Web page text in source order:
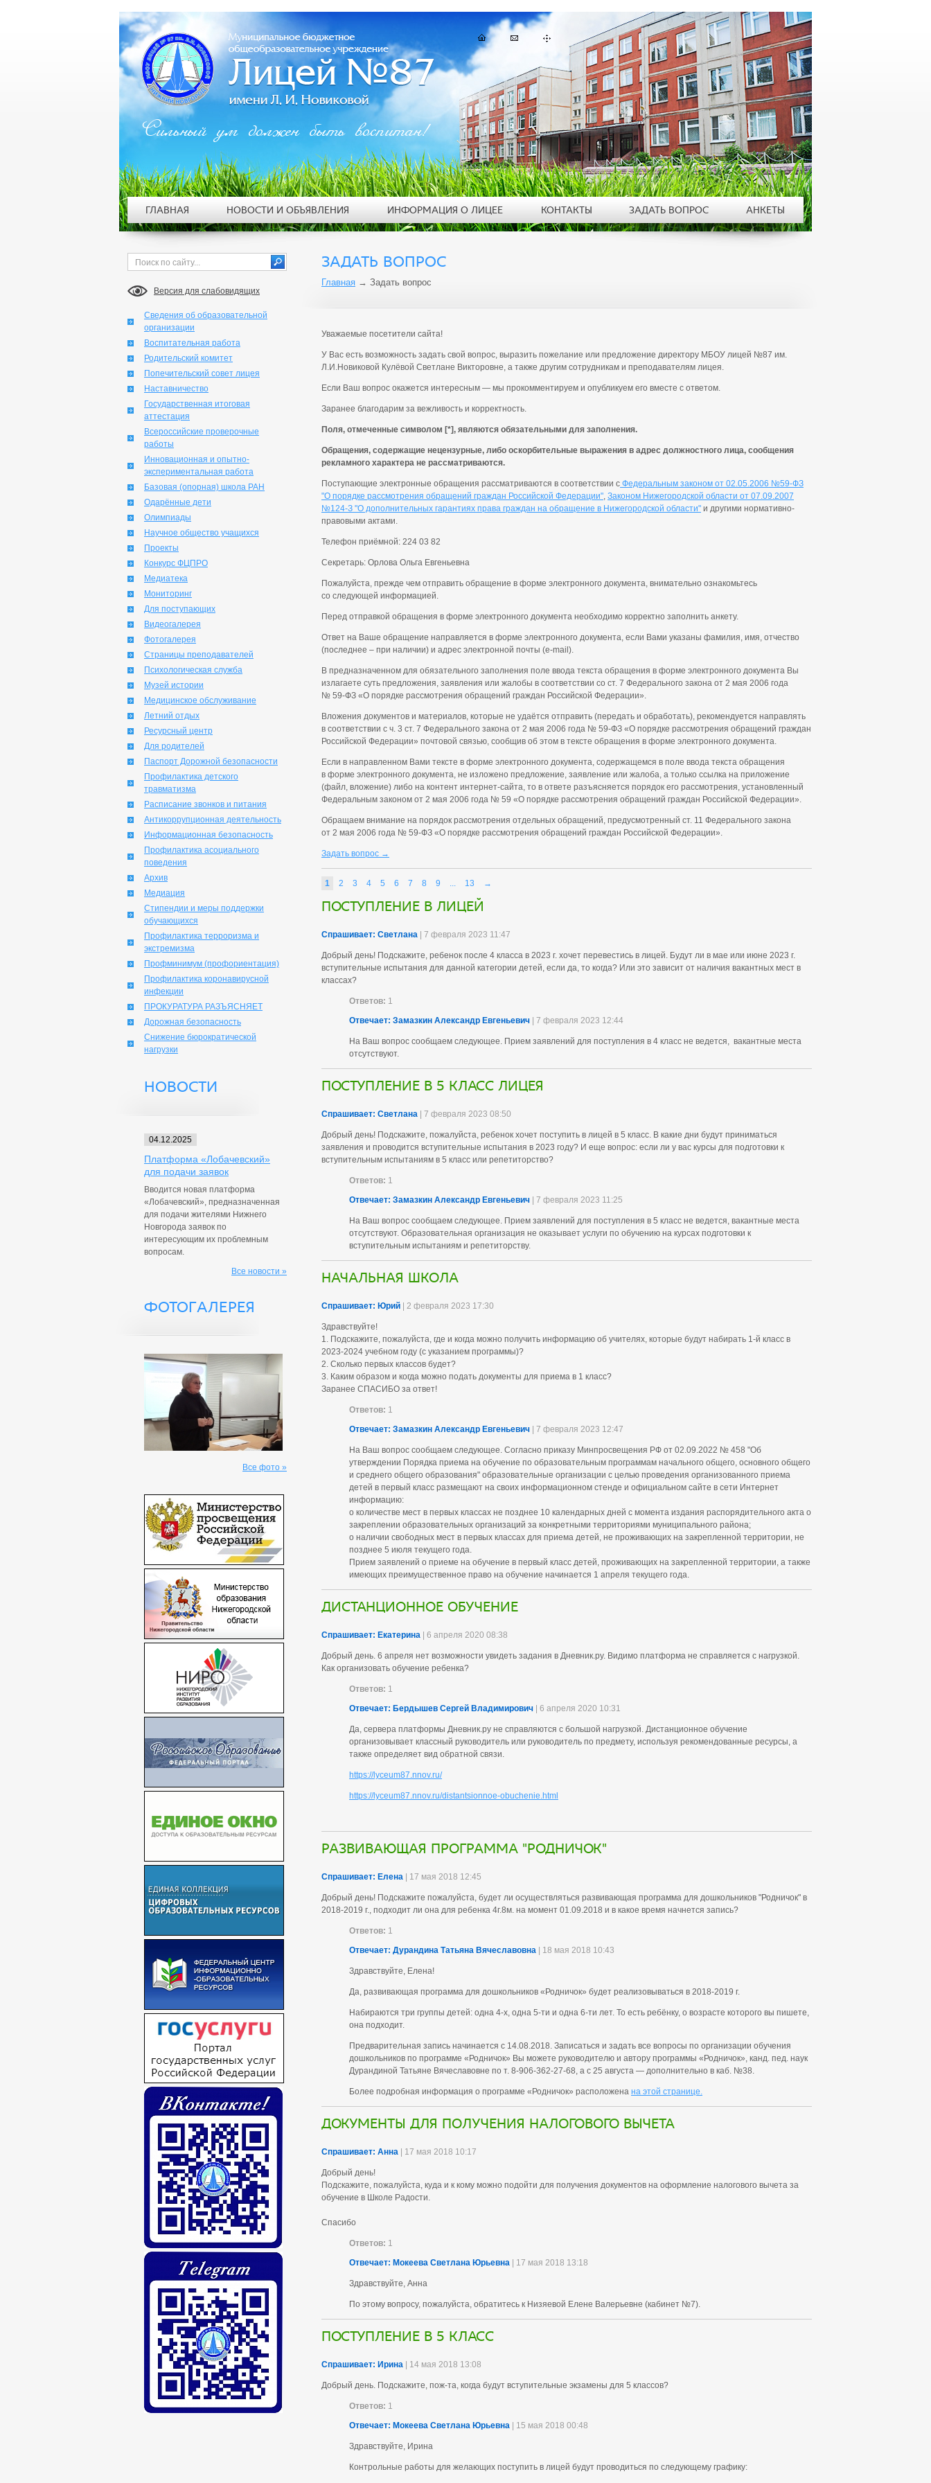
Версия для слабовидящих
Сведения об образовательной
организации
Воспитательная работа
Родительский комитет
Попечительский совет лицея
Наставничество
Государственная итоговая
аттестация
Всероссийские проверочные
работы
Инновационная и опытно-
экспериментальная работа
Базовая (опорная) школа РАН
Одарённые дети
Олимпиады
Научное общество учащихся
Проекты
Конкурс ФЦПРО
Медиатека
Мониторинг
Для поступающих
Видеогалерея
Фотогалерея
Страницы преподавателей
Психологическая служба
Музей истории
Медицинское обслуживание
Летний отдых
Ресурсный центр
Для родителей
Паспорт Дорожной безопасности
Профилактика детского
травматизма
Расписание звонков и питания
Антикоррупционная деятельность
Информационная безопасность
Профилактика асоциального
поведения
Архив
Медиация
Стипендии и меры поддержки
обучающихся
Профилактика терроризма и
экстремизма
Профминимум (профориентация)
Профилактика коронавирусной
инфекции
ПРОКУРАТУРА РАЗЪЯСНЯЕТ
Дорожная безопасность
Снижение бюрократической
нагрузки
НОВОСТИ
04.12.2025
Платформа «Лобачевский»
для подачи заявок
Вводится новая платформа
«Лобачевский», предназначенная
для подачи жителями Нижнего
Новгорода заявок по
интересующим их проблемным
вопросам.
Все новости »
ФОТОГАЛЕРЕЯ
Все фото »
ЗАДАТЬ ВОПРОС
Главная → Задать вопрос
Уважаемые посетители сайта!
У Вас есть возможность задать свой вопрос, выразить пожелание или предложение директору МБОУ лицей №87 им.
Л.И.Новиковой Кулёвой Светлане Викторовне, а также другим сотрудникам и преподавателям лицея.
Если Ваш вопрос окажется интересным — мы прокомментируем и опубликуем его вместе с ответом.
Заранее благодарим за вежливость и корректность.
Поля, отмеченные символом [*], являются обязательными для заполнения.
Обращения, содержащие нецензурные, либо оскорбительные выражения в адрес должностного лица, сообщения
рекламного характера не рассматриваются.
Поступающие электронные обращения рассматриваются в соответствии с Федеральным законом от 02.05.2006 №59-ФЗ
"О порядке рассмотрения обращений граждан Российской Федерации", Законом Нижегородской области от 07.09.2007
№124-З "О дополнительных гарантиях права граждан на обращение в Нижегородской области" и другими нормативно-
правовыми актами.
Телефон приёмной: 224 03 82
Секретарь: Орлова Ольга Евгеньевна
Пожалуйста, прежде чем отправить обращение в форме электронного документа, внимательно ознакомьтесь
со следующей информацией.
Перед отправкой обращения в форме электронного документа необходимо корректно заполнить анкету.
Ответ на Ваше обращение направляется в форме электронного документа, если Вами указаны фамилия, имя, отчество
(последнее – при наличии) и адрес электронной почты (e-mail).
В предназначенном для обязательного заполнения поле ввода текста обращения в форме электронного документа Вы
излагаете суть предложения, заявления или жалобы в соответствии со ст. 7 Федерального закона от 2 мая 2006 года
№ 59-ФЗ «О порядке рассмотрения обращений граждан Российской Федерации».
Вложения документов и материалов, которые не удаётся отправить (передать и обработать), рекомендуется направлять
в соответствии с ч. 3 ст. 7 Федерального закона от 2 мая 2006 года № 59-ФЗ «О порядке рассмотрения обращений граждан
Российской Федерации» почтовой связью, сообщив об этом в тексте обращения в форме электронного документа.
Если в направленном Вами тексте в форме электронного документа, содержащемся в поле ввода текста обращения
в форме электронного документа, не изложено предложение, заявление или жалоба, а только ссылка на приложение
(файл, вложение) либо на контент интернет-сайта, то в ответе разъясняется порядок его рассмотрения, установленный
Федеральным законом от 2 мая 2006 года № 59 «О порядке рассмотрения обращений граждан Российской Федерации».
Обращаем внимание на порядок рассмотрения отдельных обращений, предусмотренный ст. 11 Федерального закона
от 2 мая 2006 года № 59-ФЗ «О порядке рассмотрения обращений граждан Российской Федерации».
Задать вопрос →
1 2 3 4 5 6 7 8 9 ... 13 →
Поступление в лицей
Спрашивает: Светлана | 7 февраля 2023 11:47
Добрый день! Подскажите, ребенок после 4 класса в 2023 г. хочет перевестись в лицей. Будут ли в мае или июне 2023 г.
вступительные испытания для данной категории детей, если да, то когда? Или это зависит от наличия вакантных мест в
классах?
Ответов: 1
Отвечает: Замазкин Александр Евгеньевич
| 7 февраля 2023 12:44
На Ваш вопрос сообщаем следующее. Прием заявлений для поступления в 4 класс не ведется, вакантные места
отсутствуют.
Поступление в 5 класс лицея
Спрашивает: Светлана | 7 февраля 2023 08:50
Добрый день! Подскажите, пожалуйста, ребенок хочет поступить в лицей в 5 класс. В какие дни будут приниматься
заявления и проводится вступительные испытания в 2023 году? И еще вопрос: если ли у вас курсы для подготовки к
вступительным испытаниям в 5 класс или репетиторство?
Ответов: 1
Отвечает: Замазкин Александр Евгеньевич
| 7 февраля 2023 11:25
На Ваш вопрос сообщаем следующее. Прием заявлений для поступления в 5 класс не ведется, вакантные места
отсутствуют. Образовательная организация не оказывает услуги по обучению на курсах подготовки к
вступительным испытаниям и репетиторству.
Начальная школа
Спрашивает: Юрий | 2 февраля 2023 17:30
Здравствуйте!
1. Подскажите, пожалуйста, где и когда можно получить информацию об учителях, которые будут набирать 1-й класс в
2023-2024 учебном году (с указанием программы)?
2. Сколько первых классов будет?
3. Каким образом и когда можно подать документы для приема в 1 класс?
Заранее СПАСИБО за ответ!
Ответов: 1
Отвечает: Замазкин Александр Евгеньевич
| 7 февраля 2023 12:47
На Ваш вопрос сообщаем следующее. Согласно приказу Минпросвещения РФ от 02.09.2022 № 458 "Об
утверждении Порядка приема на обучение по образовательным программам начального общего, основного общего
и среднего общего образования" образовательные организации с целью проведения организованного приема
детей в первый класс размещают на своих информационном стенде и официальном сайте в сети Интернет
информацию:
о количестве мест в первых классах не позднее 10 календарных дней с момента издания распорядительного акта о
закреплении образовательных организаций за конкретными территориями муниципального района;
о наличии свободных мест в первых классах для приема детей, не проживающих на закрепленной территории, не
позднее 5 июля текущего года.
Прием заявлений о приеме на обучение в первый класс детей, проживающих на закрепленной территории, а также
имеющих преимущественное право на обучение начинается 1 апреля текущего года.
Дистанционное обучение
Спрашивает: Екатерина | 6 апреля 2020 08:38
Добрый день. 6 апреля нет возможности увидеть задания в Дневник.ру. Видимо платформа не справляется с нагрузкой.
Как организовать обучение ребенка?
Ответов: 1
Отвечает: Бердышев Сергей Владимирович
| 6 апреля 2020 10:31
Да, сервера платформы Дневник.ру не справляются с большой нагрузкой. Дистанционное обучение
организовывает классный руководитель или руководитель по предмету, используя рекомендованные ресурсы, а
также определяет вид обратной связи.
https://lyceum87.nnov.ru/
https://lyceum87.nnov.ru/distantsionnoe-obuchenie.html
Развивающая программа "Родничок"
Спрашивает: Елена | 17 мая 2018 12:45
Добрый день! Подскажите пожалуйста, будет ли осуществляться развивающая программа для дошкольников "Родничок" в
2018-2019 г., подходит ли она для ребенка 4г.8м. на момент 01.09.2018 и в какое время начнется запись?
Ответов: 1
Отвечает: Дурандина Татьяна Вячеславовна
| 18 мая 2018 10:43
Здравствуйте, Елена!
Да, развивающая программа для дошкольников «Родничок» будет реализовываться в 2018-2019 г.
Набираются три группы детей: одна 4-х, одна 5-ти и одна 6-ти лет. То есть ребёнку, о возрасте которого вы пишете,
она подходит.
Предварительная запись начинается с 14.08.2018. Записаться и задать все вопросы по организации обучения
дошкольников по программе «Родничок» Вы можете руководителю и автору программы «Родничок», канд. пед. наук
Дурандиной Татьяне Вячеславовне по т. 8-906-362-27-68, а с 25 августа — дополнительно в каб. №38.
Более подробная информация о программе «Родничок» расположена на этой странице.
Документы для получения налогового вычета
Спрашивает: Анна | 17 мая 2018 10:17
Добрый день!
Подскажите, пожалуйста, куда и к кому можно подойти для получения документов на оформление налогового вычета за
обучение в Школе Радости.
Спасибо
Ответов: 1
Отвечает: Мокеева Светлана Юрьевна
| 17 мая 2018 13:18
Здравствуйте, Анна
По этому вопросу, пожалуйста, обратитесь к Низяевой Елене Валерьевне (кабинет №7).
поступление в 5 класс
Спрашивает: Ирина | 14 мая 2018 13:08
Добрый день. Подскажите, пож-та, когда будут вступительные экзамены для 5 классов?
Ответов: 1
Отвечает: Мокеева Светлана Юрьевна
| 15 мая 2018 00:48
Здравствуйте, Ирина
Контрольные работы для желающих поступить в лицей будут проводиться по следующему графику:
Сильный ум должен быть воспитан!
ГЛАВНАЯ НОВОСТИ И ОБЪЯВЛЕНИЯ ИНФОРМАЦИЯ О ЛИЦЕЕ КОНТАКТЫ ЗАДАТЬ ВОПРОС АНКЕТЫ